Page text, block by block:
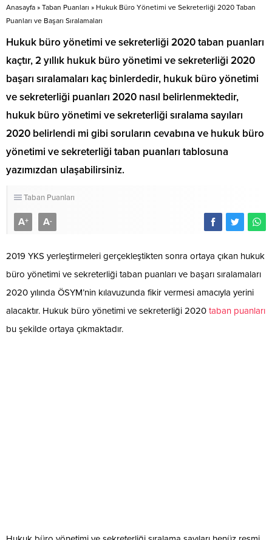
Anasayfa » Taban Puanları » Hukuk Büro Yönetimi ve Sekreterliği 2020 Taban
Puanları ve Başarı Sıralamaları
​​​​​​​Hukuk büro yönetimi ve sekreterliği 2020 taban puanları
kaçtır, 2 yıllık hukuk büro yönetimi ve sekreterliği 2020
başarı sıralamaları kaç binlerdedir, hukuk büro yönetimi
ve sekreterliği puanları 2020 nasıl belirlenmektedir,
hukuk büro yönetimi ve sekreterliği sıralama sayıları
2020 belirlendi mi gibi soruların cevabına ve hukuk büro
yönetimi ve sekreterliği taban puanları tablosuna
yazımızdan ulaşabilirsiniz.
Taban Puanları
A+ A-
2019 YKS yerleştirmeleri gerçekleştikten sonra ortaya çıkan hukuk
büro yönetimi ve sekreterliği taban puanları ve başarı sıralamaları
2020 yılında ÖSYM’nin kılavuzunda fikir vermesi amacıyla yerini
alacaktır. Hukuk büro yönetimi ve sekreterliği 2020 taban puanları
bu şekilde ortaya çıkmaktadır.